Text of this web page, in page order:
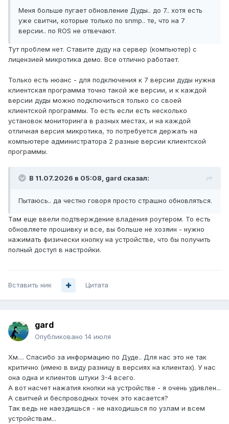
Меня больше пугает обновление Дуды.. до 7.. хотя есть
уже свитчи, которые только по snmp.. те, что на 7
версии.. по ROS не отвечают.
Тут проблем нет. Ставите дуду на сервер (компьютер) с
лицензией микротика демо. Все отлично работает.
Только есть нюанс - для подключения к 7 версии дуды нужна
клиентская программа точно такой же версии, и к каждой
версии дуды можно подключиться только со своей
клиентской программы. То есть если есть несколько
установок мониторинга в разных местах, и на каждой
отличная версия микротика, то потребуется держать на
компьютере администратора 2 разные версии клиентской
программы.
В 11.07.2026 в 05:08, gard сказал:
Пытаюсь.. да честно говоря просто страшно обновляться.
Там еще ввели подтверждение владения роутером. То есть
обновляете прошивку и все, вы больше не хозяин - нужно
нажимать физически кнопку на устройстве, что бы получить
полный доступ в настройки.
Вставить ник Цитата
gard
Опубликовано 14 июля
Хм.... Спасибо за информацию по Дуде.. Для нас это не так
критично (имею в виду разницу в версиях на клиентах). У нас
она одна и клиентов штуки 3-4 всего.
А вот насчет нажатия кнопки на устройстве - я очень удивлен...
А свитчей и беспроводных точек это касается?
Так ведь не наездишься - не находишься по узлам и всем
устройствам...